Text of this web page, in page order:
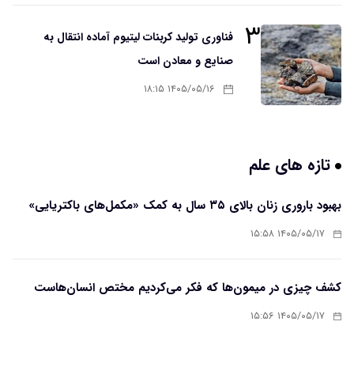
۳
فناوری تولید کربنات لیتیوم آماده انتقال به
صنایع و معادن است
۱۴۰۵/۰۵/۱۶ ۱۸:۱۵
تازه های علم
بهبود باروری زنان بالای ۳۵ سال به کمک «مکمل‌های باکتریایی»
۱۴۰۵/۰۵/۱۷ ۱۵:۵۸
کشف چیزی در میمون‌ها که فکر می‌کردیم مختص انسان‌هاست
۱۴۰۵/۰۵/۱۷ ۱۵:۵۶